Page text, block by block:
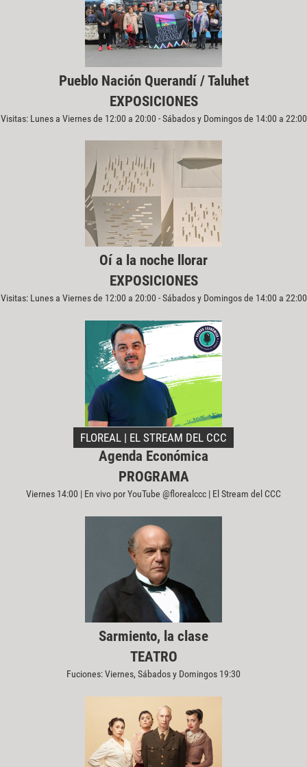
Pueblo Nación Querandí / Taluhet
EXPOSICIONES
Visitas: Lunes a Viernes de 12:00 a 20:00 - Sábados y Domingos de 14:00 a 22:00
Oí a la noche llorar
EXPOSICIONES
Visitas: Lunes a Viernes de 12:00 a 20:00 - Sábados y Domingos de 14:00 a 22:00
FLOREAL | EL STREAM DEL CCC
Agenda Económica
PROGRAMA
Viernes 14:00 | En vivo por YouTube @florealccc | El Stream del CCC
Sarmiento, la clase
TEATRO
Fuciones: Viernes, Sábados y Domingos 19:30